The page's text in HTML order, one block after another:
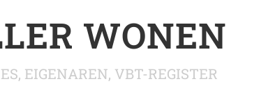
WONEN
, EIGENAREN, VBT-REGISTER